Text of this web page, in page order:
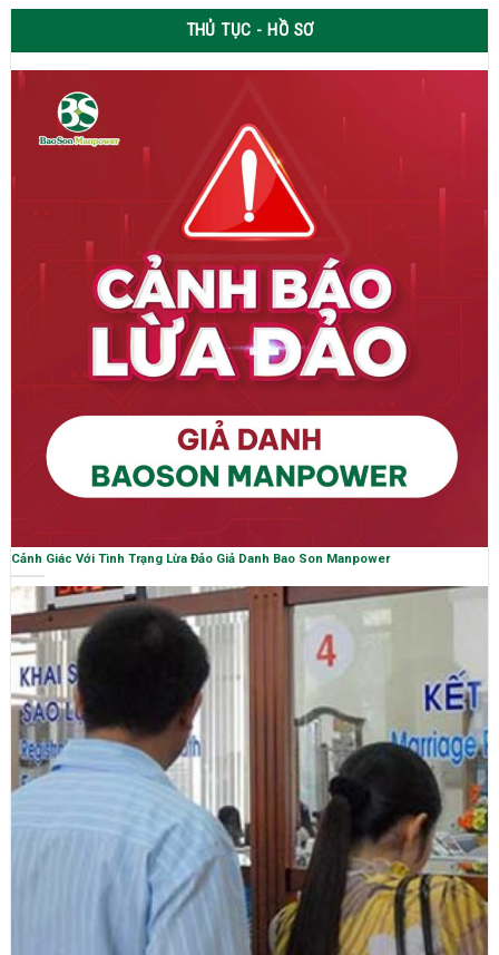
THỦ TỤC - HỒ SƠ
Cảnh Giác Với Tình Trạng Lừa Đảo Giả Danh Bao Son Manpower